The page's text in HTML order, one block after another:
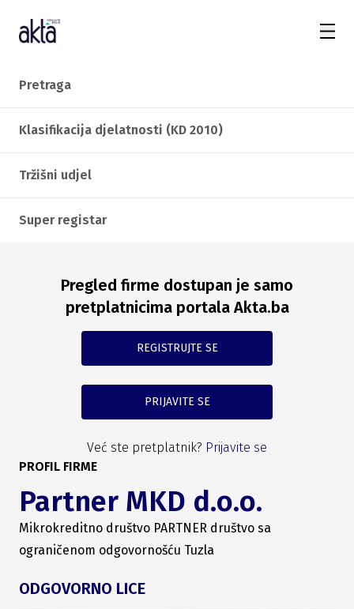
Pretraga
Klasifikacija djelatnosti (KD 2010)
Tržišni udjel
Super registar
Pregled firme dostupan je samo
pretplatnicima portala Akta.ba
REGISTRUJTE SE
PRIJAVITE SE
Već ste pretplatnik? Prijavite se
PROFIL FIRME
Partner MKD d.o.o.
Mikrokreditno društvo PARTNER društvo sa
ograničenom odgovornošću Tuzla
ODGOVORNO LICE